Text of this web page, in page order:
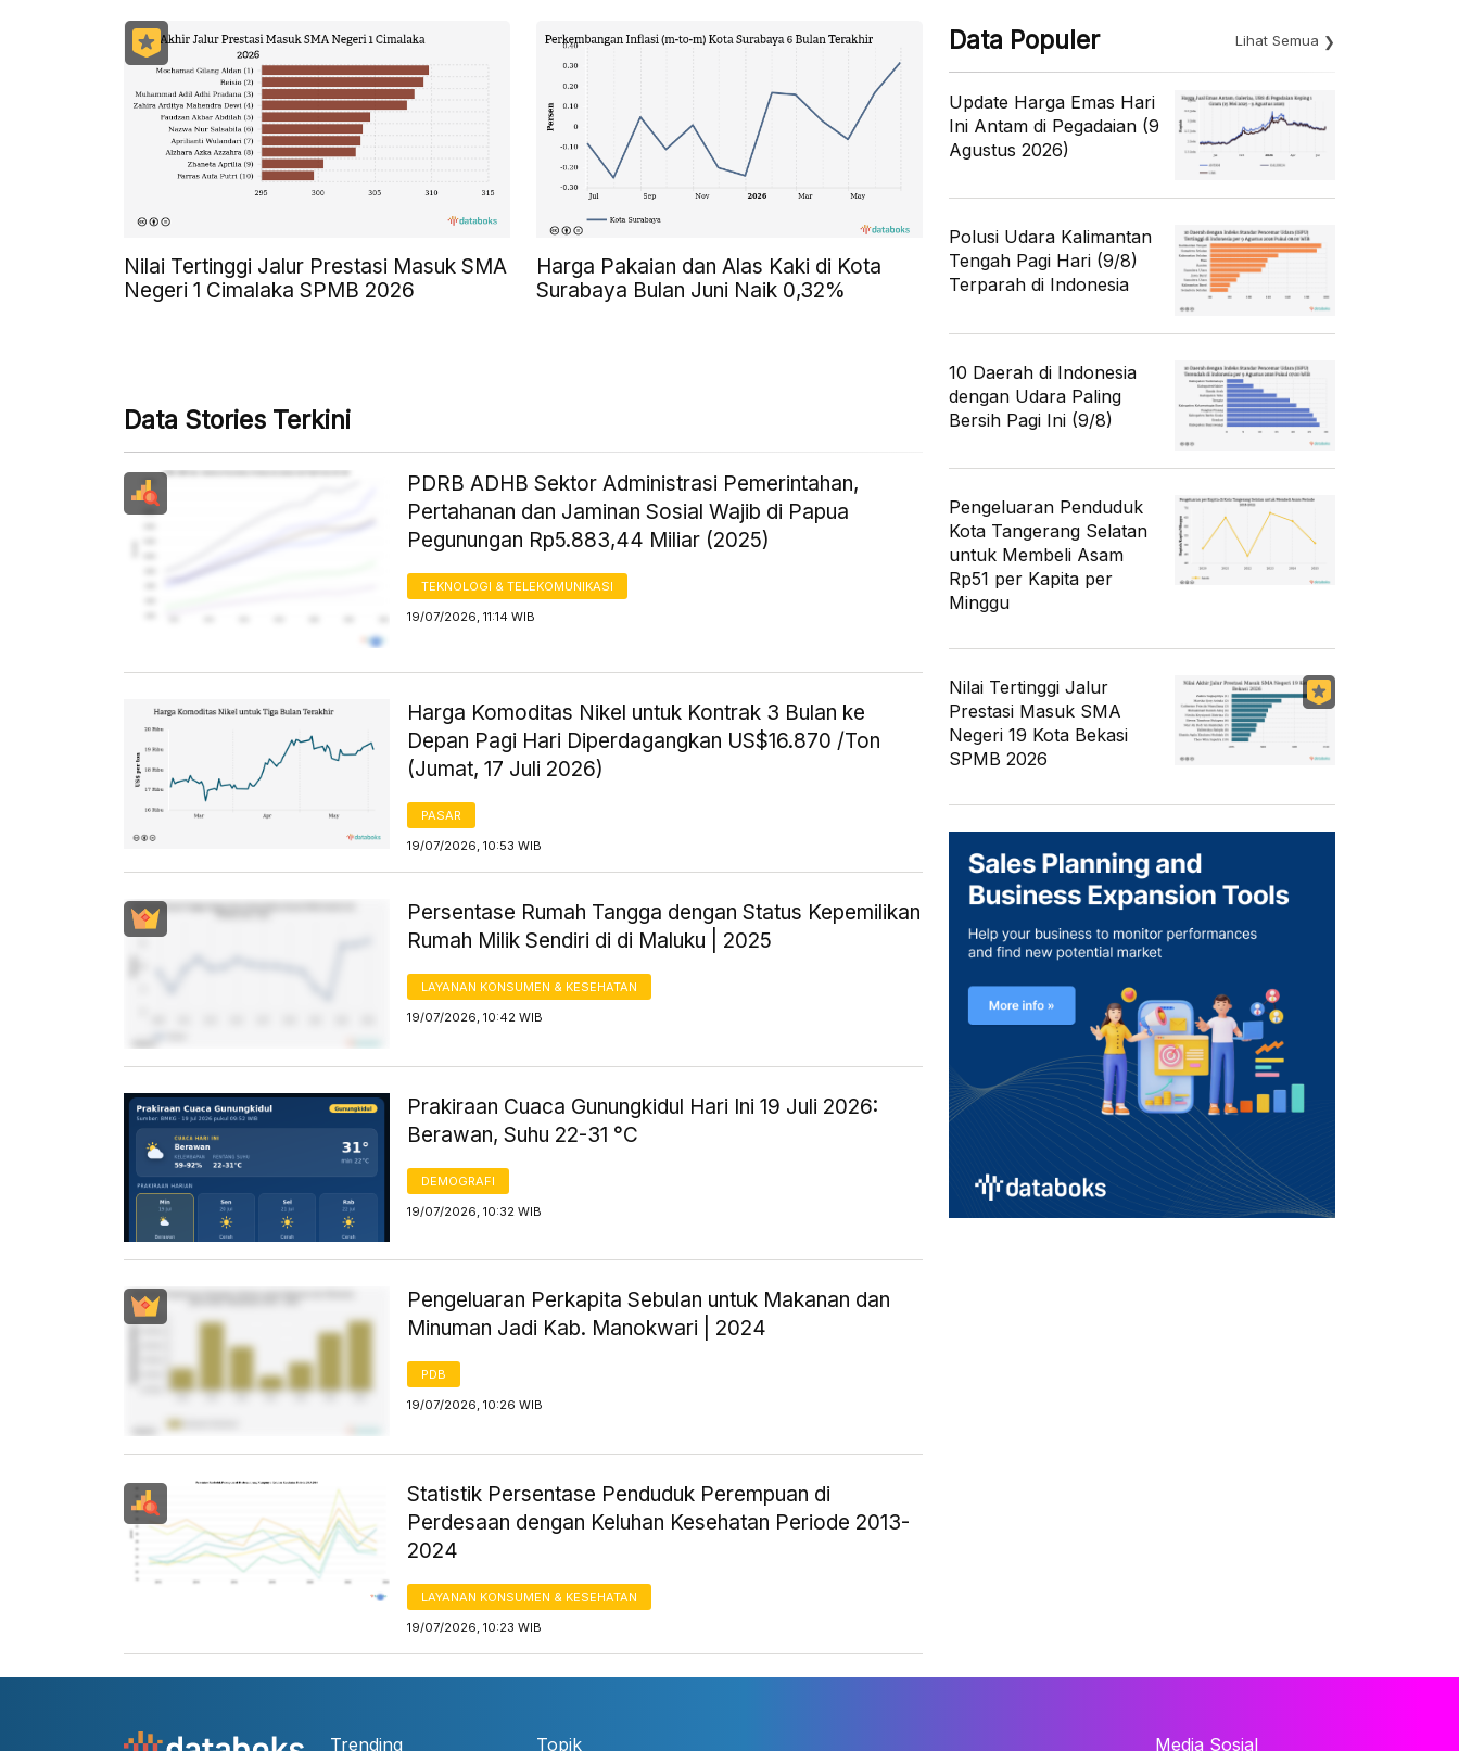
Nilai Tertinggi Jalur Prestasi Masuk SMA
Negeri 1 Cimalaka SPMB 2026
Harga Pakaian dan Alas Kaki di Kota
Surabaya Bulan Juni Naik 0,32%
Data Stories Terkini
PDRB ADHB Sektor Administrasi Pemerintahan,
Pertahanan dan Jaminan Sosial Wajib di Papua
Pegunungan Rp5.883,44 Miliar (2025)
TEKNOLOGI & TELEKOMUNIKASI
19/07/2026, 11:14 WIB
Harga Komoditas Nikel untuk Kontrak 3 Bulan ke
Depan Pagi Hari Diperdagangkan US$16.870 /Ton
(Jumat, 17 Juli 2026)
PASAR
19/07/2026, 10:53 WIB
Persentase Rumah Tangga dengan Status Kepemilikan
Rumah Milik Sendiri di di Maluku | 2025
LAYANAN KONSUMEN & KESEHATAN
19/07/2026, 10:42 WIB
Prakiraan Cuaca Gunungkidul Hari Ini 19 Juli 2026:
Berawan, Suhu 22-31 °C
DEMOGRAFI
19/07/2026, 10:32 WIB
Pengeluaran Perkapita Sebulan untuk Makanan dan
Minuman Jadi Kab. Manokwari | 2024
PDB
19/07/2026, 10:26 WIB
Statistik Persentase Penduduk Perempuan di
Perdesaan dengan Keluhan Kesehatan Periode 2013-
2024
LAYANAN KONSUMEN & KESEHATAN
19/07/2026, 10:23 WIB
Data Populer Lihat Semua
Update Harga Emas Hari
Ini Antam di Pegadaian (9
Agustus 2026)
Polusi Udara Kalimantan
Tengah Pagi Hari (9/8)
Terparah di Indonesia
10 Daerah di Indonesia
dengan Udara Paling
Bersih Pagi Ini (9/8)
Pengeluaran Penduduk
Kota Tangerang Selatan
untuk Membeli Asam
Rp51 per Kapita per
Minggu
Nilai Tertinggi Jalur
Prestasi Masuk SMA
Negeri 19 Kota Bekasi
SPMB 2026
Trending Topik Media Sosial